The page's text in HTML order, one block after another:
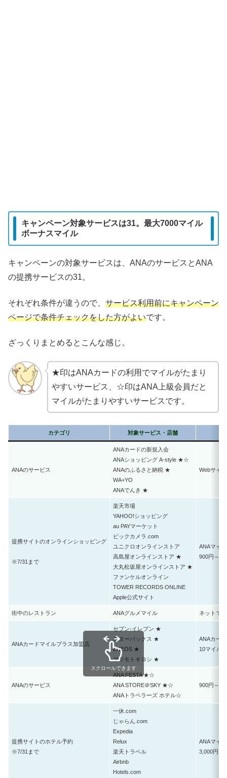
キャンペーン対象サービスは31。最大7000マイル
ボーナスマイル
キャンペーンの対象サービスは、ANAのサービスとANA
の提携サービスの31。
それぞれ条件が違うので、 サービス利用前にキャンペーン
ページで条件チェックをした方がよいです。
ざっくりまとめるとこんな感じ。
★印はANAカードの利用でマイルがたまり
やすいサービス、☆印はANA上級会員だと
マイルがたまりやすいサービスです。
カテゴリ 対象サービス・店舗
ANAのサービス
ANAカードの新規入会
ANAショッピング A-style ★☆
ANAのふるさと納税 ★
WA+YO
ANAでんき ★
Webサイ
提携サイトのオンラインショッピング
※7/31まで
楽天市場
YAHOO!ショッピング
au PAYマーケット
ビックカメラ.com
ユニクロオンラインストア
高島屋オンラインストア ★
大丸松坂屋オンラインストア ★
ファンケルオンライン
TOWER RECORDS ONLINE
Apple公式サイト
ANAマイ
900円～
街中のレストラン ANAグルメマイル ネットで
ANAカードマイルプラス加盟店
セブン‐イレブン ★
スターバックス ★
ENEOS ★
マツモトキヨシ ★
ANAカー
10マイル
ANAのサービス
ANA FESTA ★☆
ANA STORE＠SKY ★☆
ANAトラベラーズ ホテル☆
900円～
提携サイトのホテル予約
※7/31まで
一休.com
じゃらん.com
Expedia
Relux
楽天トラベル
Airbnb
Hotels.com
ANAマイ
3,000円以
スクロールできます